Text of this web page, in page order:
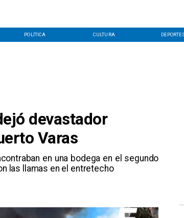
POLÍTICA CULTURA
devastador
Varas
en una bodega en el segundo
las llamas en el entretecho